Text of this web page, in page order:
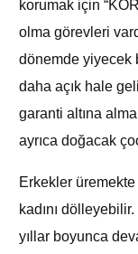
korumak için
olma görevleri
dönemde yiyecek
daha açık hale
garanti altına
ayrıca doğacak
Erkekler
kadını
yıllar boyunca